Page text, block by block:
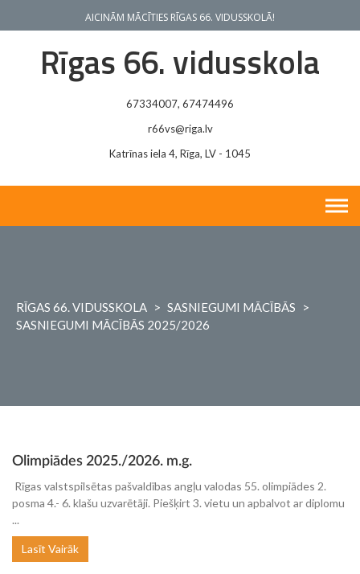
AICINĀM MĀCĪTIES RĪGAS 66. VIDUSSKOLĀ!
Rīgas 66. vidusskola
67334007, 67474496
r66vs@riga.lv
Katrīnas iela 4, Rīga, LV - 1045
RĪGAS 66. VIDUSSKOLA > SASNIEGUMI MĀCĪBĀS
>
SASNIEGUMI MĀCĪBĀS 2025/2026
Olimpiādes 2025./2026. m.g.
Rīgas valstspilsētas pašvaldības angļu valodas 55. olimpiādes 2.
posma 4.- 6. klašu uzvarētāji. Piešķirt 3. vietu un apbalvot ar diplomu
...
Lasīt Vairāk